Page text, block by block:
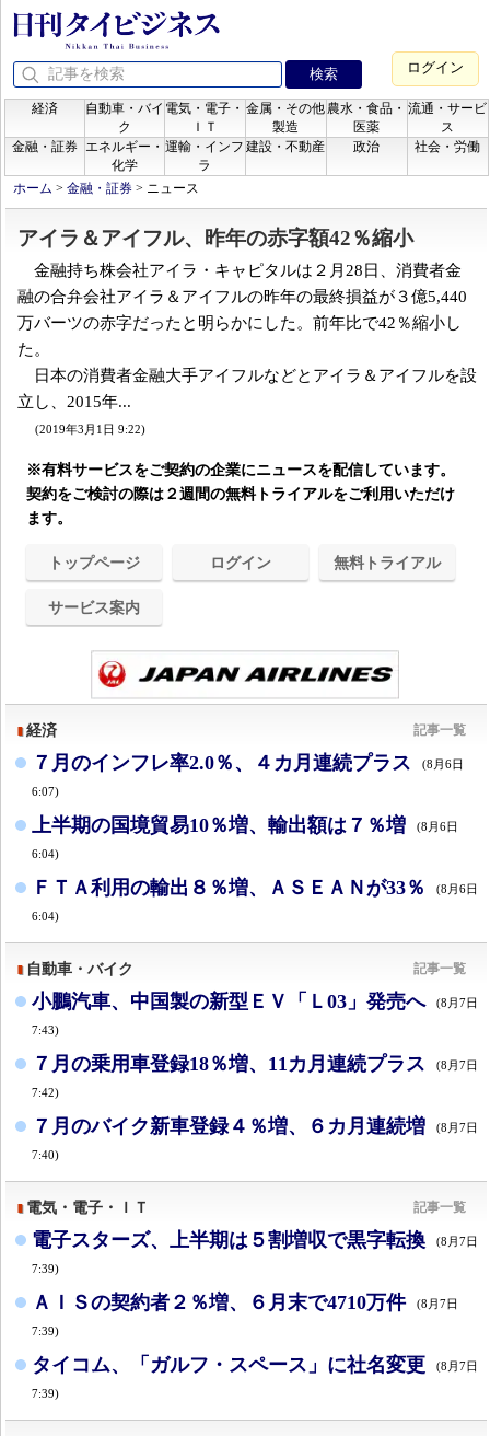
ログイン
経済
自動車・バイ
ク
電気・電子・
ＩＴ
金属・その他
製造
農水・食品・
医薬
流通・サービ
ス
金融・証券
エネルギー・
化学
運輸・インフ
ラ
建設・不動産 政治 社会・労働
ホーム > 金融・証券 > ニュース
アイラ＆アイフル、昨年の赤字額42％縮小
金融持ち株会社アイラ・キャピタルは２月28日、消費者金
融の合弁会社アイラ＆アイフルの昨年の最終損益が３億5,440
万バーツの赤字だったと明らかにした。前年比で42％縮小し
た。
日本の消費者金融大手アイフルなどとアイラ＆アイフルを設
立し、2015年...
(2019年3月1日 9:22)
※有料サービスをご契約の企業にニュースを配信しています。
契約をご検討の際は２週間の無料トライアルをご利用いただけ
ます。
トップページ ログイン 無料トライアル
サービス案内
経済 記事一覧
７月のインフレ率2.0％、４カ月連続プラス (8月6日
6:07)
上半期の国境貿易10％増、輸出額は７％増 (8月6日
6:04)
ＦＴＡ利用の輸出８％増、ＡＳＥＡＮが33％ (8月6日
6:04)
自動車・バイク 記事一覧
小鵬汽車、中国製の新型ＥＶ「Ｌ03」発売へ (8月7日
7:43)
７月の乗用車登録18％増、11カ月連続プラス (8月7日
7:42)
７月のバイク新車登録４％増、６カ月連続増 (8月7日
7:40)
電気・電子・ＩＴ 記事一覧
電子スターズ、上半期は５割増収で黒字転換 (8月7日
7:39)
ＡＩＳの契約者２％増、６月末で4710万件 (8月7日
7:39)
タイコム、「ガルフ・スペース」に社名変更 (8月7日
7:39)